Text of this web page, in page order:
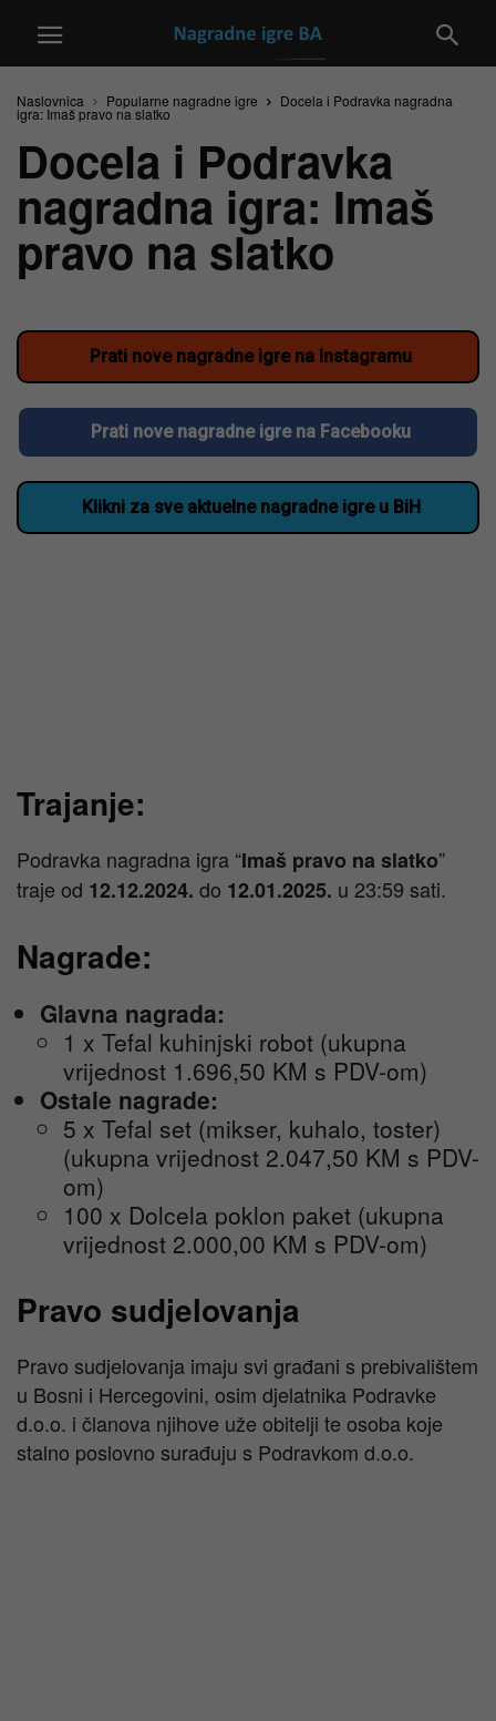
Naslovnica Popularne nagradne igre Docela i Podravka nagradna
igra: Imaš pravo na slatko
Docela i Podravka
nagradna igra: Imaš
pravo na slatko
Prati nove nagradne igre na Instagramu
Prati nove nagradne igre na Facebooku
Klikni za sve aktuelne nagradne igre u BiH
Trajanje:
Podravka nagradna igra “Imaš pravo na slatko”
traje od 12.12.2024. do 12.01.2025. u 23:59 sati.
Nagrade:
Glavna nagrada:
1 x Tefal kuhinjski robot (ukupna
vrijednost 1.696,50 KM s PDV-om)
Ostale nagrade:
5 x Tefal set (mikser, kuhalo, toster)
(ukupna vrijednost 2.047,50 KM s PDV-
om)
100 x Dolcela poklon paket (ukupna
vrijednost 2.000,00 KM s PDV-om)
Pravo sudjelovanja
Pravo sudjelovanja imaju svi građani s prebivalištem
u Bosni i Hercegovini, osim djelatnika Podravke
d.o.o. i članova njihove uže obitelji te osoba koje
stalno poslovno surađuju s Podravkom d.o.o.